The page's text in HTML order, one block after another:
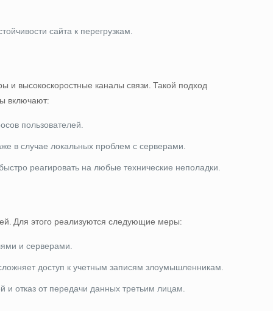
сайта к перегрузкам.
и высокоскоростные каналы связи. Такой подход
включают:
пользователей.
в случае локальных проблем с серверами.
реагировать на любые технические неполадки.
Для этого реализуются следующие меры:
и серверами.
доступ к учетным записям злоумышленникам.
отказ от передачи данных третьим лицам.